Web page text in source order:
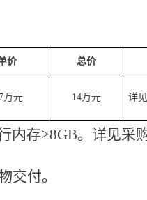
价 总价
万元 14万元 详
内存≥8GB。详见采
交付。